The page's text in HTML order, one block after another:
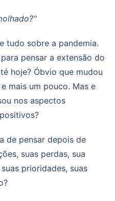
tudo sobre a pandemia.
pensar a extensão do
hoje? Óbvio que mudou
mais um pouco. Mas e
nos aspectos
de pensar depois de
suas perdas, sua
prioridades, suas